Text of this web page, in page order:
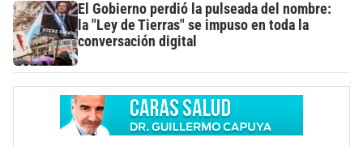
El Gobierno perdió la pulseada del nombre:
la "Ley de Tierras" se impuso en toda la
conversación digital